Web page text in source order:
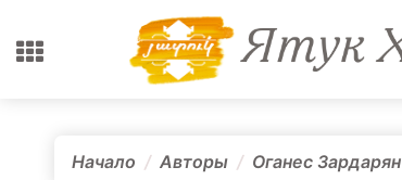
Начало Авторы Оганес Зардарян